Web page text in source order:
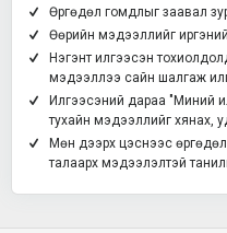
Өргөдөл гомдлыг заавал
Өөрийн мэдээллийг
Нэгэнт илгээсэн
мэдээллээ сайн шалгаж
Илгээсэний дараа "Миний
тухайн мэдээллийг хянах,
Мөн дээрх цэснээс
талаарх мэдээлэлтэй